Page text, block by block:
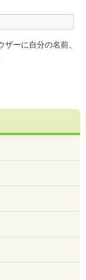
ーに自分の名前、